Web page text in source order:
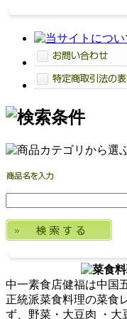
中一素食店健福は中国
正統派菜食料理の菜食
ず、野菜・大豆肉 ・大